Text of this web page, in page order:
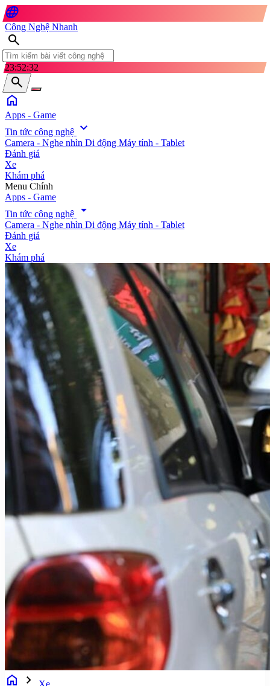
language
Công Nghệ Nhanh
search
23:52:34
search
home
Apps - Game
Tin tức công nghệ expand_more
Camera - Nghe nhìn Di động Máy tính - Tablet
Đánh giá
Xe
Khám phá
search
Menu Chính
Apps - Game
Tin tức công nghệ
arrow_drop_down
Camera - Nghe nhìn Di động Máy tính - Tablet
Đánh giá
Xe
Khám phá
home chevron_right
Xe